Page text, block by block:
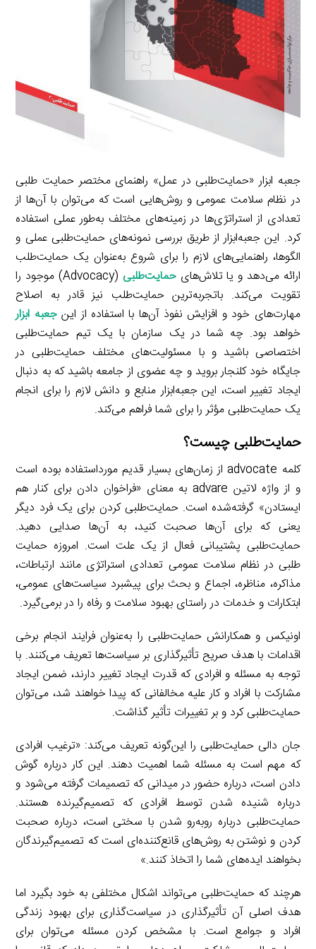
جعبه ابزار «حمایت‌طلبی در عمل» راهنمای مختصر حمایت طلبی
در نظام سلامت عمومی و روش‌هایی است که می‌توان با آن‌ها از
تعدادی از استراتژی‌ها در زمینه‌های مختلف به‌طور عملی استفاده
کرد. این جعبه‌ابزار از طریق بررسی نمونه‌های حمایت‌طلبی عملی و
الگوها، راهنمایی‌های لازم را برای شروع به‌عنوان یک حمایت‌طلب
ارائه می‌دهد و یا تلاش‌هایحمایت‌طلبی
(Advocacy) موجود را
تقویت می‌کند. باتجربه‌ترین حمایت‌طلب نیز قادر به اصلاح
مهارت‌های خود و افزایش نفوذ آن‌ها با استفاده از اینجعبه ابزار
خواهد بود. چه شما در یک سازمان با یک تیم حمایت‌طلبی
اختصاصی باشید و با مسئولیت‌های مختلف حمایت‌طلبی در
جایگاه خود کلنجار بروید و چه عضوی از جامعه باشید که به دنبال
ایجاد تغییر است، این جعبه‌ابزار منابع و دانش لازم را برای انجام
یک حمایت‌طلبی مؤثر را برای شما فراهم می‌کند.
حمایت‌طلبی چیست؟
کلمه advocate از زمان‌های بسیار قدیم مورداستفاده بوده است
و از واژه لاتین advare به معنای «فراخوان دادن برای کنار هم
ایستادن» گرفته‌شده است. حمایت‌طلبی کردن برای یک فرد دیگر
یعنی که برای آن‌ها صحبت کنید، به آن‌ها صدایی دهید.
حمایت‌طلبی پشتیبانی فعال از یک علت است. امروزه حمایت
‌طلبی در نظام سلامت عمومی تعدادی استراتژی مانند ارتباطات،
مذاکره، مناظره، اجماع و بحث برای پیشبرد سیاست‌های عمومی،
ابتکارات و خدمات در راستای بهبود سلامت و رفاه را در برمی‌گیرد.
اونیکس و همکارانش حمایت‌طلبی را به‌عنوان فرایند انجام برخی
اقدامات با هدف صریح تأثیرگذاری بر سیاست‌ها تعریف می‌کنند. با
توجه به مسئله و افرادی که قدرت ایجاد تغییر دارند، ضمن ایجاد
مشارکت با افراد و کار علیه مخالفانی که پیدا خواهند شد، می‌توان
حمایت‌طلبی کرد و بر تغییرات تأثیر گذاشت.
جان دالی حمایت‌طلبی را این‌گونه تعریف می‌کند: «ترغیب افرادی
که مهم است به مسئله شما اهمیت دهند. این کار درباره گوش
دادن است، درباره حضور در میدانی که تصمیمات گرفته می‌شود و
درباره شنیده شدن توسط افرادی که تصمیم‌گیرنده هستند.
حمایت‌طلبی درباره روبه‌رو شدن با سختی است، درباره صحبت
کردن و نوشتن به روش‌های قانع‌کننده‌ای است که تصمیم‌گیرندگان
بخواهند ایده‌های شما را اتخاذ کنند.»
هرچند که حمایت‌طلبی می‌تواند اشکال مختلفی به خود بگیرد اما
هدف اصلی آن تأثیرگذاری در سیاست‌گذاری برای بهبود زندگی
افراد و جوامع است. با مشخص کردن مسئله می‌توان برای